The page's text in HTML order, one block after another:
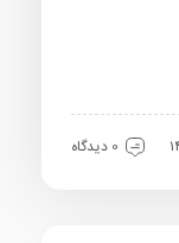
0 دیدگاه